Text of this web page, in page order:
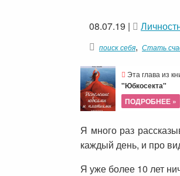
08.07.19 |
поиск себя, Стать
Эта глава из
"Юбкосекта"
ПОДРОБНЕЕ »
Я много раз
каждый день, и про
Я уже более 10 лет